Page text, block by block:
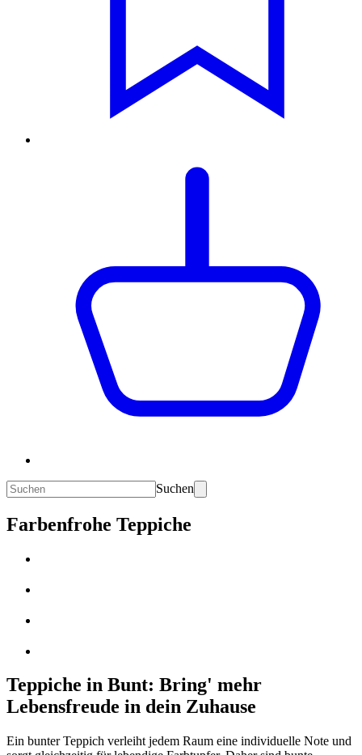
Suchen
Farbenfrohe Teppiche
Teppiche in Bunt: Bring' mehr
Lebensfreude in dein Zuhause
Ein bunter Teppich verleiht jedem Raum eine individuelle Note und